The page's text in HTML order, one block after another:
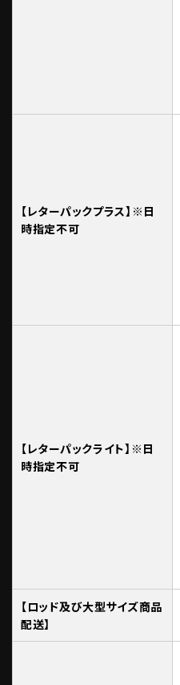
【レターパックプラス】※日
時指定不可
【レターパックライト】※日
時指定不可
【ロッド及び大型サイズ商品
配送】